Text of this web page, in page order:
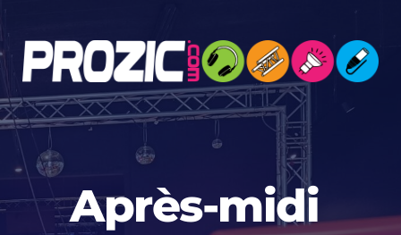
contenu
Après-midi